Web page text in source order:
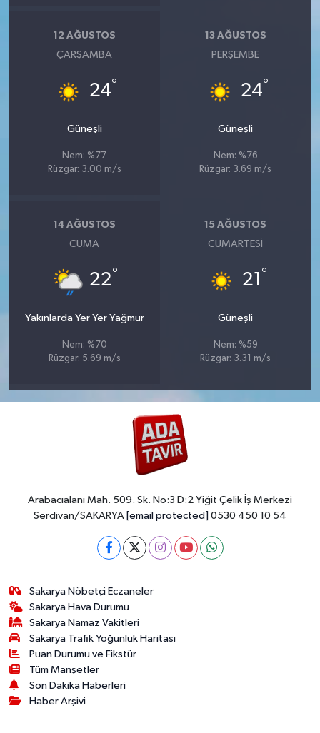
12 AĞUSTOS
ÇARŞAMBA
24°
Güneşli
Nem: %77
Rüzgar: 3.00 m/s
13 AĞUSTOS
PERŞEMBE
24°
Güneşli
Nem: %76
Rüzgar: 3.69 m/s
14 AĞUSTOS
CUMA
22°
Yakınlarda Yer Yer Yağmur
Nem: %70
Rüzgar: 5.69 m/s
15 AĞUSTOS
CUMARTESI
21 °
Güneşli
Nem: %59
Rüzgar: 3.31 m/s
Arabacıalanı Mah. 509. Sk. No:3 D:2 Yiğit Çelik İş Merkezi
Serdivan/SAKARYA [email protected] 0530 450 10 54
Sakarya Nöbetçi Eczaneler
Sakarya Hava Durumu
Sakarya Namaz Vakitleri
Sakarya Trafik Yoğunluk Haritası
Puan Durumu ve Fikstür
Tüm Manşetler
Son Dakika Haberleri
Haber Arşivi